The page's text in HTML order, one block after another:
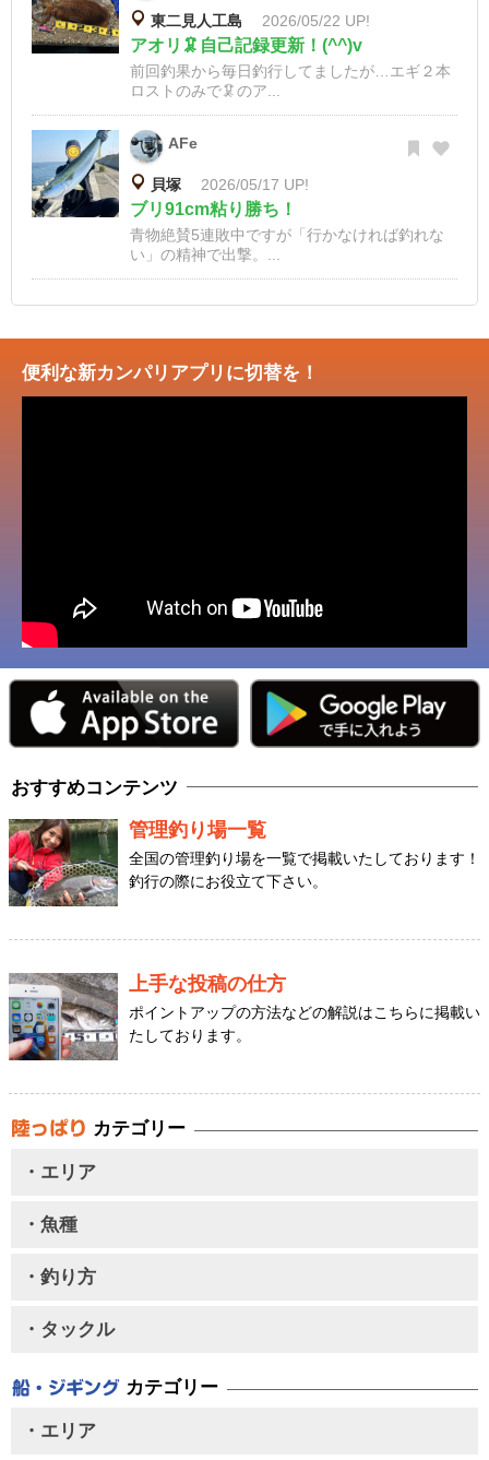
東二見人工島 2026/05/22 UP!
アオリ🦑自己記録更新！(^^)v
前回釣果から毎日釣行してましたが…エギ２本
ロストのみで🦑のア...
AFe
貝塚 2026/05/17 UP!
ブリ91cm粘り勝ち！
青物絶賛5連敗中ですが「行かなければ釣れな
い」の精神で出撃。...
便利な新カンパリアプリに切替を！
おすすめコンテンツ
管理釣り場一覧
全国の管理釣り場を一覧で掲載いたしております！
釣行の際にお役立て下さい。
上手な投稿の仕方
ポイントアップの方法などの解説はこちらに掲載い
たしております。
カテゴリー
・エリア
・魚種
・釣り方
・タックル
カテゴリー
・エリア